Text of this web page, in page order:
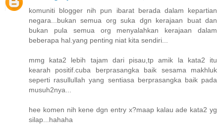
komuniti blogger nih pun ibarat berada dalam kepartian
negara...bukan semua org suka dgn kerajaan buat dan
bukan pula semua org menyalahkan kerajaan dalam
beberapa hal.yang penting niat kita sendiri...
mmg kata2 lebih tajam dari pisau,tp amik la kata2 itu
kearah positif.cuba berprasangka baik sesama makhluk
seperti rasullullah yang sentiasa berprasangka baik pada
musuh2nya...
hee komen nih kene dgn entry x?maap kalau ade kata2 yg
silap...hahaha